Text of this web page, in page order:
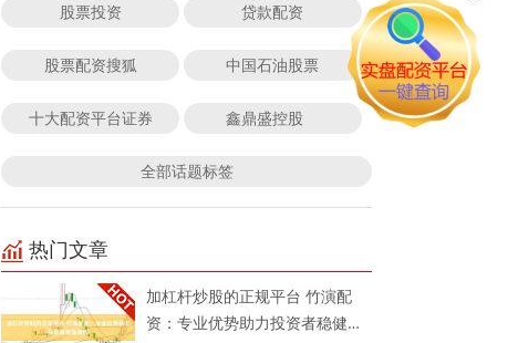
股票投资 贷款配资
股票配资搜狐 中国石油股票
十大配资平台证券 鑫鼎盛控股
全部话题标签
热门文章
加杠杆炒股的正规平台 竹演配
资：专业优势助力投资者稳健增